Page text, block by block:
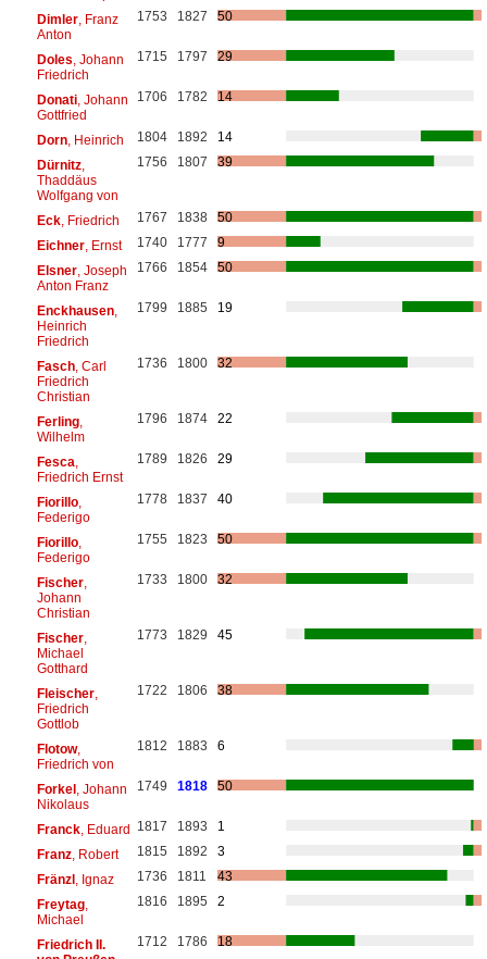
Dimler, Franz
Anton
1753 1827 50
Doles , Johann
Friedrich
1715 1797 29
Donati, Johann
Gottfried
1706 1782 14
Dorn, Heinrich 1804 1892
14
Dürnitz,
Thaddäus
Wolfgang von
1756 1807 39
Eck, Friedrich 1767 1838
50
Eichner, Ernst 1740 1777
9
Elsner, Joseph
Anton Franz
1766 1854 50
Enckhausen,
Heinrich
Friedrich
1799 1885 19
Fasch, Carl
Friedrich
Christian
1736 1800 32
Ferling,
Wilhelm
1796 1874 22
Fesca
Friedrich Ernst
1789 1826 29
Fiorillo,
Federigo
1778 1837 40
Fiorillo,
Federigo
1755 1823 50
Fischer,
Johann
Christian
1733 1800 32
Fischer,
Michael
Gotthard
1773 1829 45
Fleischer,
Friedrich
Gottlob
1722 1806 38
Flotow,
Friedrich von
1812 1883 6
Forkel, Johann
Nikolaus
1749 1818 50
Franck, Eduard 1817 1893
1
Franz, Robert 1815 1892
3
Fränzl, Ignaz 1736 1811
43
Freytag,
Michael
1816 1895 2
Friedrich II.
1712 1786 18